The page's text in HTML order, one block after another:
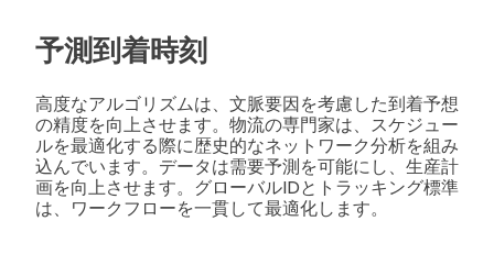
予測到着時刻
高度なアルゴリズムは、文脈要因を考慮した到着予想
の精度を向上させます。物流の専門家は、スケジュー
ルを最適化する際に歴史的なネットワーク分析を組み
込んでいます。データは需要予測を可能にし、生産計
画を向上させます。グローバルIDとトラッキング標準
は、ワークフローを一貫して最適化します。